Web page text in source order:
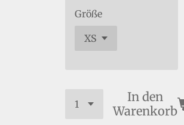
Größe
In den
Warenkorb